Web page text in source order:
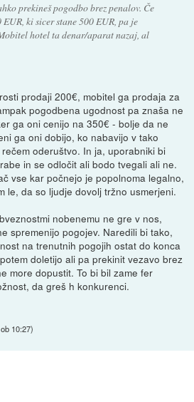
prekineš pogodbo brez penalov. Če
ki sicer stane 500 EUR, pa je
hotel ta denar/aparat nazaj, al
prodaji 200€, mobitel ga prodaja za
pogodbena ugodnost pa znaša ne
ga oni cenijo na 350€ - bolje da ne
ga oni dobijo, ko nabavijo v tako
oderuštvo. In ja, uporabniki bi
in se odločit ali bodo tvegali ali ne.
vse kar počnejo je popolnoma legalno,
le, da so ljudje dovolj tržno usmerjeni.
nobenemu ne gre v nos,
spremenijo pogojev. Naredili bi tako,
na trenutnih pogojih ostat do konca
doletijo ali pa prekinit vezavo brez
more dopustit. To bi bil zame fer
da greš h konkurenci.
10:27)